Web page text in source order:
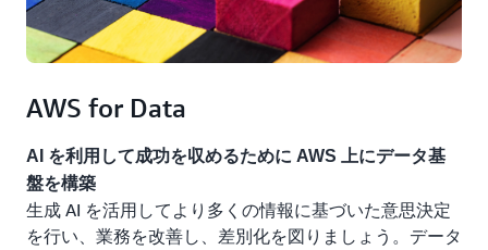
AWS for Data
AI を利用して成功を収めるために AWS 上にデータ基
盤を構築
生成 AI を活用してより多くの情報に基づいた意思決定
を行い、業務を改善し、差別化を図りましょう。データ